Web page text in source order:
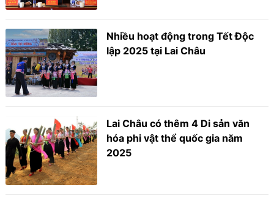
Nhiều hoạt động trong Tết Độc
lập 2025 tại Lai Châu
Lai Châu có thêm 4 Di sản văn
hóa phi vật thể quốc gia năm
2025